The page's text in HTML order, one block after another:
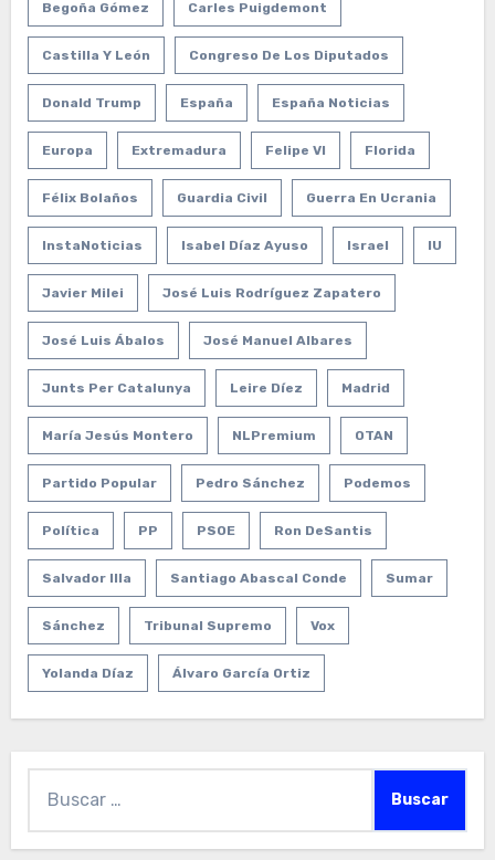
Begoña Gómez Carles Puigdemont
Castilla Y León Congreso De Los Diputados
Donald Trump España España Noticias
Europa Extremadura Felipe VI Florida
Félix Bolaños Guardia Civil Guerra En Ucrania
InstaNoticias Isabel Díaz Ayuso Israel IU
Javier Milei José Luis Rodríguez Zapatero
José Luis Ábalos José Manuel Albares
Junts Per Catalunya Leire Díez Madrid
María Jesús Montero NLPremium OTAN
Partido Popular Pedro Sánchez Podemos
Política PP PSOE Ron DeSantis
Salvador Illa Santiago Abascal Conde Sumar
Sánchez Tribunal Supremo Vox
Yolanda Díaz Álvaro García Ortiz